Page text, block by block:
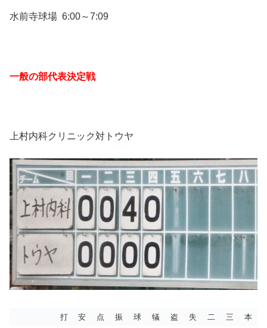
水前寺球場 6:00～7:09
一般の部代表決定戦
上村内科クリニック対トウヤ
打 安 点 振 球 犠 盗 失 二 三
本